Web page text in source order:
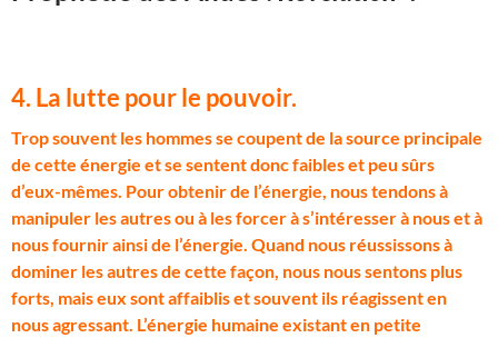
4. La lutte pour le pouvoir.
Trop souvent les hommes se coupent de la source principale
de cette énergie et se sentent donc faibles et peu sûrs
d’eux-mêmes. Pour obtenir de l’énergie, nous tendons à
manipuler les autres ou à les forcer à s’intéresser à nous et à
nous fournir ainsi de l’énergie. Quand nous réussissons à
dominer les autres de cette façon, nous nous sentons plus
forts, mais eux sont affaiblis et souvent ils réagissent en
nous agressant. L’énergie humaine existant en petite